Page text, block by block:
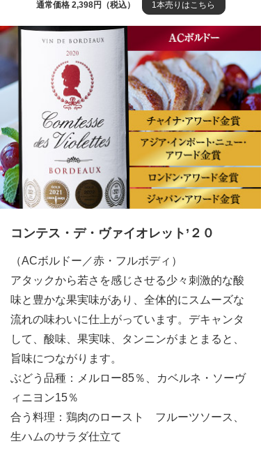
通常価格 2,398円（税込） 1本売りはこちら
コンテス・デ・ヴァイオレット’２０
（ACボルドー／赤・フルボディ）
アタックから若さを感じさせる少々刺激的な酸
味と豊かな果実味があり、全体的にスムーズな
流れの味わいに仕上がっています。デキャンタ
して、酸味、果実味、タンニンがまとまると、
旨味につながります。
ぶどう品種：メルロー85％、カベルネ・ソーヴ
ィニヨン15％
合う料理：鶏肉のロースト フルーツソース、
生ハムのサラダ仕立て